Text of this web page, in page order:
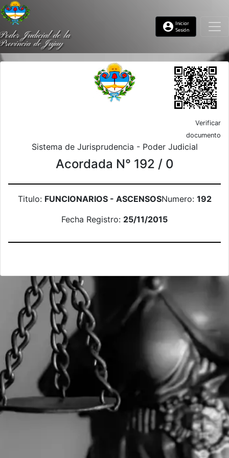
Poder Judicial de la
Provincia de Jujuy
account_circle Iniciar
Sesión
Verificar
documento
Sistema de Jurisprudencia - Poder Judicial
Acordada N° 192 / 0
Titulo: FUNCIONARIOS - ASCENSOSNumero: 192
Fecha Registro: 25/11/2015